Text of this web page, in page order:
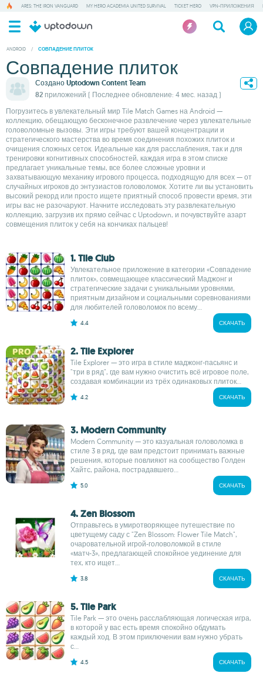
ARES: THE IRON VANGUARD MY HERO ACADEMIA UNITED SURVIVAL TICKET HERO VPN-ПРИЛОЖЕНИЯ
ANDROID / СОВПАДЕНИЕ ПЛИТОК
Совпадение плиток
Создано Uptodown Content Team
82 приложений ( Последнее обновление: 4 мес. назад )
Погрузитесь в увлекательный мир Tile Match Games на Android —
коллекцию, обещающую бесконечное развлечение через увлекательные
головоломные вызовы. Эти игры требуют вашей концентрации и
стратегического мастерства во время соединения похожих плиток и
очищения сложных сеток. Идеальные как для расслабления, так и для
тренировки когнитивных способностей, каждая игра в этом списке
предлагает уникальные темы, все более сложные уровни и
захватывающую механику игрового процесса, подходящую для всех — от
случайных игроков до энтузиастов головоломок. Хотите ли вы установить
высокий рекорд или просто ищете приятный способ провести время, эти
игры вас не разочаруют. Начните исследовать эту развлекательную
коллекцию, загрузив их прямо сейчас с Uptodown, и почувствуйте азарт
совмещения плиток у себя на кончиках пальцев!
1. Tile Club
Увлекательное приложение в категории «Совпадение
плиток», совмещающее классический Маджонг и
стратегические задачи с уникальными уровнями,
приятным дизайном и социальными соревнованиями
для любителей головоломок по всему...
4.4 СКАЧАТЬ
2. Tile Explorer
Tile Explorer — это игра в стиле маджонг-пасьянс и
"три в ряд", где вам нужно очистить всё игровое поле,
создавая комбинации из трёх одинаковых плиток...
4.2 СКАЧАТЬ
3. Modern Community
Modern Community — это казуальная головоломка в
стиле 3 в ряд, где вам предстоит принимать важные
решения, которые повлияют на сообщество Голден
Хайтс, района, пострадавшего...
5.0 СКАЧАТЬ
4. Zen Blossom
Отправьтесь в умиротворяющее путешествие по
цветущему саду с "Zen Blossom: Flower Tile Match",
очаровательной игрой-головоломкой в стиле
«матч-3», предлагающей спокойное уединение для
тех, кто ищет...
3.8 СКАЧАТЬ
5. Tile Park
Tile Park — это очень расслабляющая логическая игра,
в которой у вас есть время спокойно обдумать
каждый ход. В этом приключении вам нужно убрать
с...
4.5 СКАЧАТЬ